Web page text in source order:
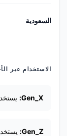
السعودية
الاستخدام عبر
Gen_X:
Gen_Z: